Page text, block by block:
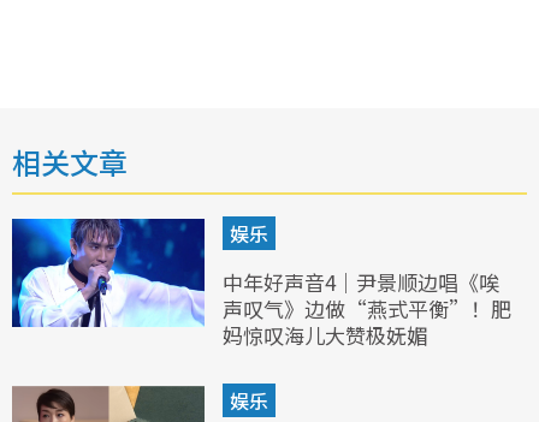
相关文章
娱乐
中年好声音4｜尹景顺边唱《唉
声叹气》边做“燕式平衡”！肥
妈惊叹海儿大赞极妩媚
娱乐